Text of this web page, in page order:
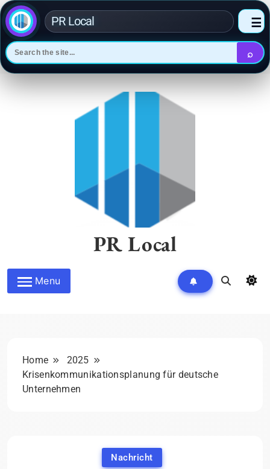
PR Local
⌕
☰
PR Local
Menu
Home
2025
Krisenkommunikationsplanung für deutsche
Unternehmen
Nachricht